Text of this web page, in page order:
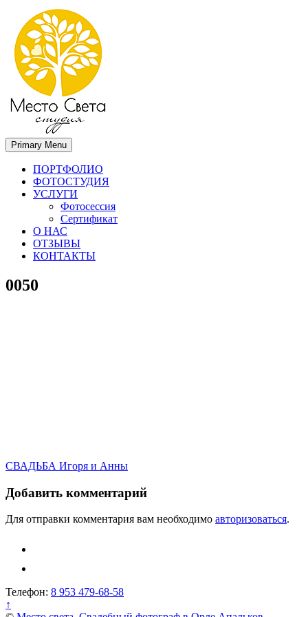
Место света. Свадебный фотограф в Орле Апальков Вячеслав
Свадебный фотограф в Орле
Primary Menu
ПОРТФОЛИО
ФОТОСТУДИЯ
УСЛУГИ
Фотосессия
Сертификат
О НАС
ОТЗЫВЫ
КОНТАКТЫ
0050
Навигация
по
записям
СВАДЬБА Игоря и Анны
Добавить комментарий
Для отправки комментария вам необходимо авторизоваться.
Телефон: 8 953 479-68-58
↑